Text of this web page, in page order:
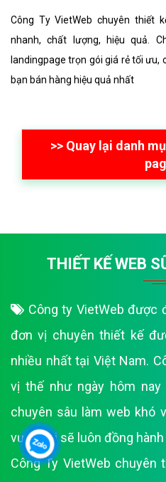
Công Ty VietWeb chuyên thiết
nhanh, chất lượng, hiệu quả.
landingpage trọn gói giá rẻ tối ưu,
bạn bán hàng hiệu quả nhất
>> Quay lại danh
THIẾT KẾ WEB
Công ty VietWeb được
đơn vị chuyên thiết kế
nhiều nhất tại Việt Nam.
vị thế như ngày hôm
chuyên sâu làm web khó
vượt trội sẽ luôn đồng hành
Công Ty VietWeb chuyên